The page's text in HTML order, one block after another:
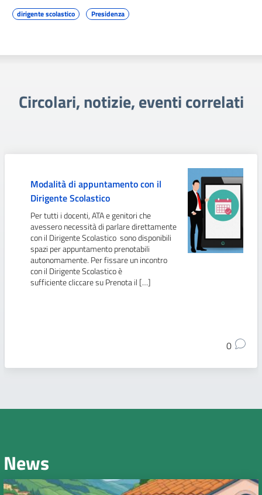
dirigente scolastico Presidenza
Circolari, notizie, eventi correlati
Modalità di appuntamento con il
Dirigente Scolastico
Per tutti i docenti, ATA e genitori che
avessero necessità di parlare direttamente
con il Dirigente Scolastico sono disponibili
spazi per appuntamento prenotabili
autonomamente. Per fissare un incontro
con il Dirigente Scolastico è
sufficiente cliccare su Prenota il […]
0
News